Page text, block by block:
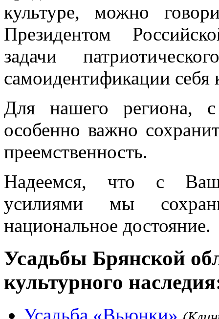
культуре, можно
Президентом
задачи
самоидентификации себя
Для нашего региона, с
особенно важно
преемственность.
Надеемся, что с
усилиями мы
национальное достояние.
Усадьбы Брянской
культурного